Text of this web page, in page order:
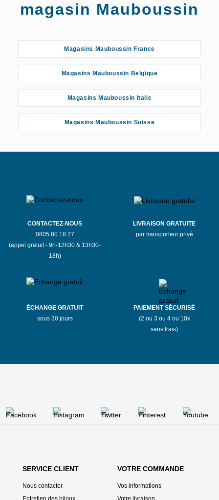
magasin Mauboussin
Magasins Mauboussin France
Magasins Mauboussin Belgique
Magasins Mauboussin Italie
Magasins Mauboussin Suisse
CONTACTEZ-NOUS
0805 80 18 27
(appel gratuit - 9h-12h30 & 13h30-
18h)
LIVRAISON GRATUITE
par transporteur privé
ÉCHANGE GRATUIT
sous 30 jours
PAIEMENT SÉCURISÉ
(2 ou 3 ou 4 ou 10x
sans frais)
SERVICE CLIENT
Nous contacter
Entretien des bijoux
VOTRE COMMANDE
Vos informations
Votre livraison